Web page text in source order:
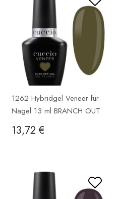
1262 Hybridgel Veneer für
Nägel 13 ml BRANCH OUT
13,72 €